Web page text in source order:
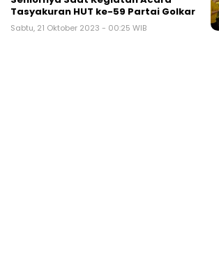
Tasyakuran HUT ke-59 Partai Golkar
Sabtu, 21 Oktober 2023 - 00:25 WIB